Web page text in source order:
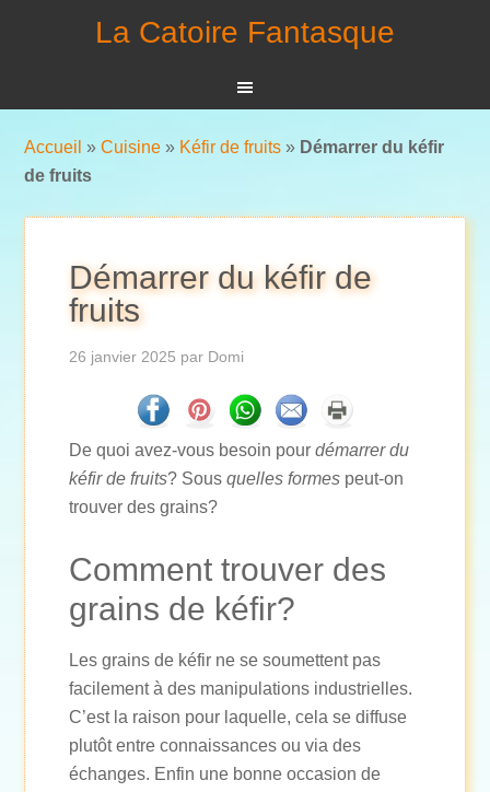
La Catoire Fantasque
Accueil »Cuisine » Kéfir de fruits » Démarrer du kéfir
de fruits
Démarrer du kéfir de
fruits
26 janvier 2025 par Domi
De quoi avez-vous besoin pourdémarrer du
kéfir de fruits? Sousquelles formes peut-on
trouver des grains?
Comment trouver des
grains de kéfir?
Les grains de kéfir ne se soumettent pas
facilement à des manipulations industrielles.
C’est la raison pour laquelle, cela se diffuse
plutôt entre connaissances ou via des
échanges. Enfin une bonne occasion de